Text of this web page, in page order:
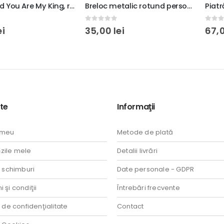
Tricou Dad You Are My King, rezistent la spălări, bumbac 100%, Unisex, culoare alb/negru, regular fit Breloc metalic rotund personalizat cu o poză, pentru orice ocazie
out of 5
35,00lei out of 5
67,00lei
mele
schimburi
şi condiţii
de confidenţialitate
Informaţii
Metode de plată
Detalii livrări
Date personale - GDPR
Întrebări frecvente
Contact